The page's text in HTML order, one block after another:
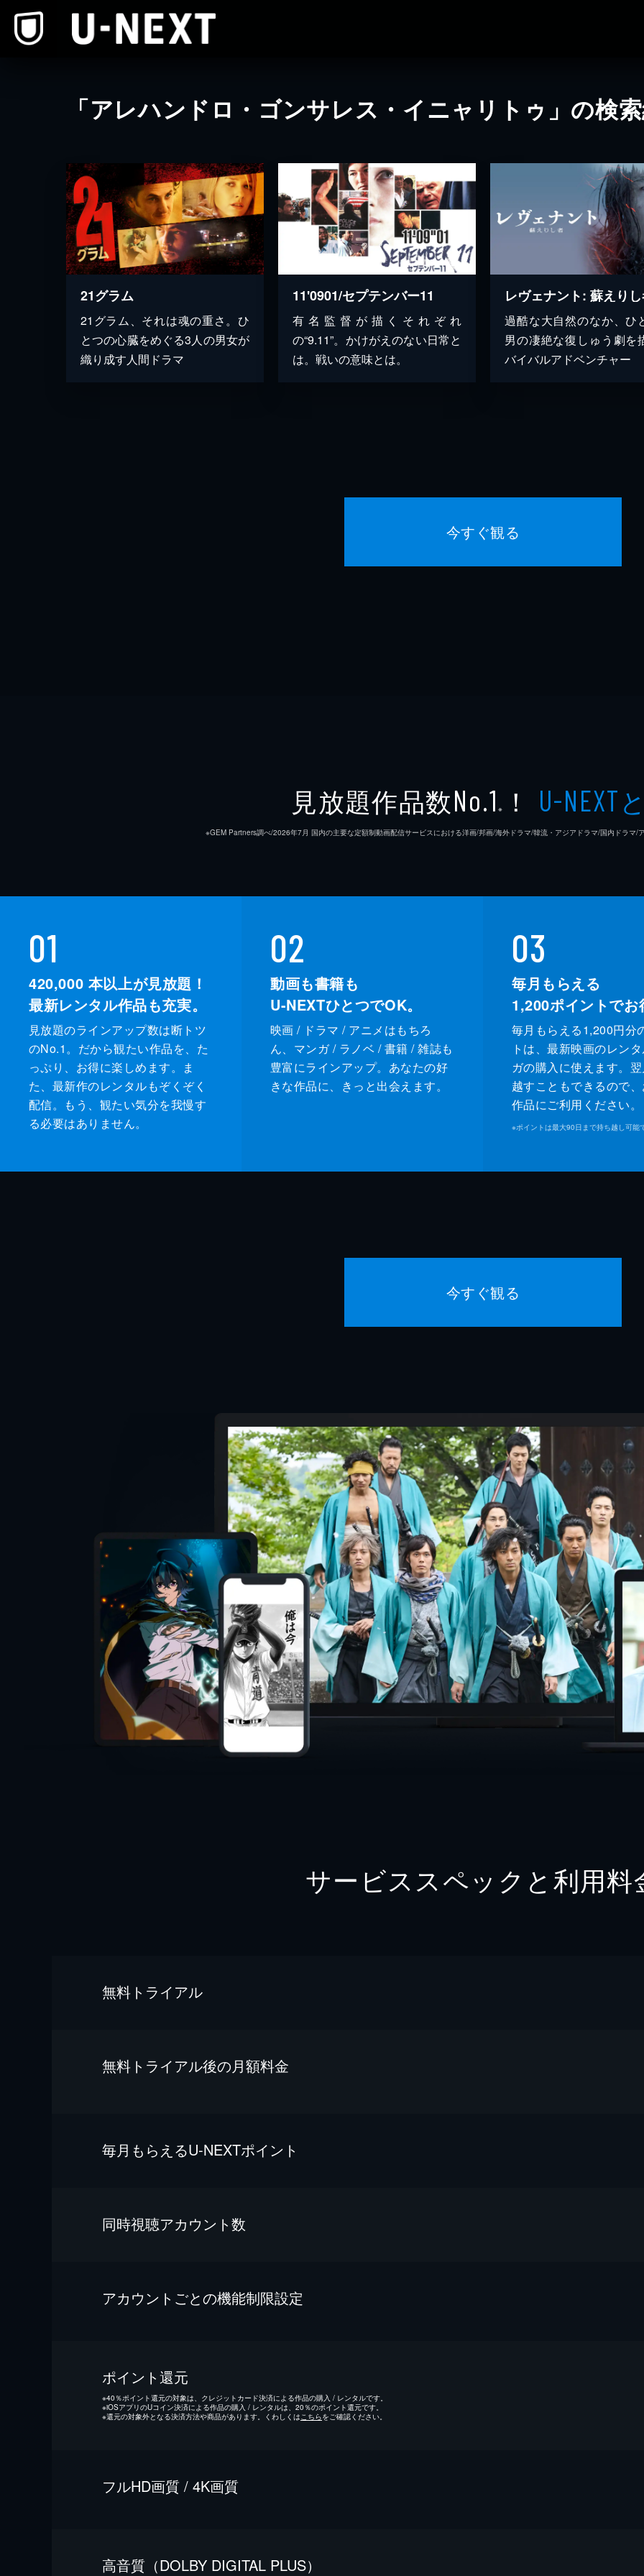
「アレハンドロ・ゴンサレス・イニャリトゥ」の検
21グラム
21グラム、それは魂の重さ。ひ
とつの心臓をめぐる3人の男女が
織り成す人間ドラマ
11'0901/セプテンバー11
有名監督が描くそれぞれ
の“9.11”。かけがえのない日常と
は。戦いの意味とは。
レヴェナント: 蘇えり
過酷な大自然のなか、ひ
男の凄絶な復しゅう劇を
バイバルアドベンチャー
今すぐ観る
見放題作品数No.1 ※ ！ U-NEXT
※GEM Partners調べ/2026年7⽉ 国内の主要な定額制動画配信サービスにおける洋画/邦画/海外ドラマ/韓流・アジアドラマ/国内ドラマ/
01
420,000 本以上が見放題！
最新レンタル作品も充実。
見放題のラインアップ数は断トツ
のNo.1。だから観たい作品を、た
っぷり、お得に楽しめます。ま
た、最新作のレンタルもぞくぞく
配信。もう、観たい気分を我慢す
る必要はありません。
02
動画も書籍も
U-NEXTひとつでOK。
映画 / ドラマ / アニメはもちろ
ん、マンガ / ラノベ / 書籍 / 雑誌も
豊富にラインアップ。あなたの好
きな作品に、きっと出会えます。
03
毎月もらえる
1,200ポイントでお
毎月もらえる1,200円分
トは、最新映画のレン
ガの購入に使えます。
越すこともできるので
作品にご利用ください。
※ポイントは最大90日まで持ち越し可能
今すぐ観る
サービススペックと利用料
無料トライアル
無料トライアル後の⽉額料金
毎⽉もらえるU-NEXTポイント
同時視聴アカウント数
アカウントごとの機能制限設定
ポイント還元
※40％ポイント還元の対象は、クレジットカード決済による作品の購入 / レンタルです。
※iOSアプリのUコイン決済による作品の購入 / レンタルは、20％のポイント還元です。
※還元の対象外となる決済方法や商品があります。くわしくは こちらをご確認ください。
フルHD画質 / 4K画質
⾼⾳質（DOLBY DIGITAL PLUS）